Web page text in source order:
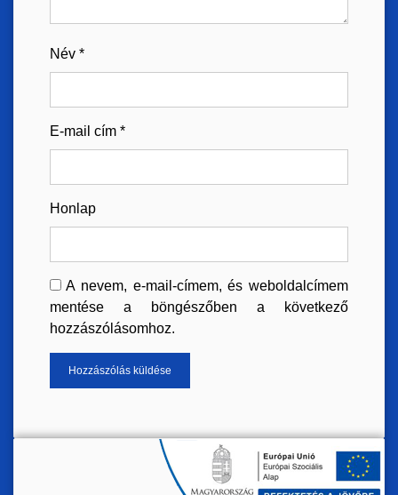
Név *
E-mail cím *
Honlap
A nevem, e-mail-címem, és weboldalcímem
mentése a böngészőben a következő
hozzászólásomhoz.